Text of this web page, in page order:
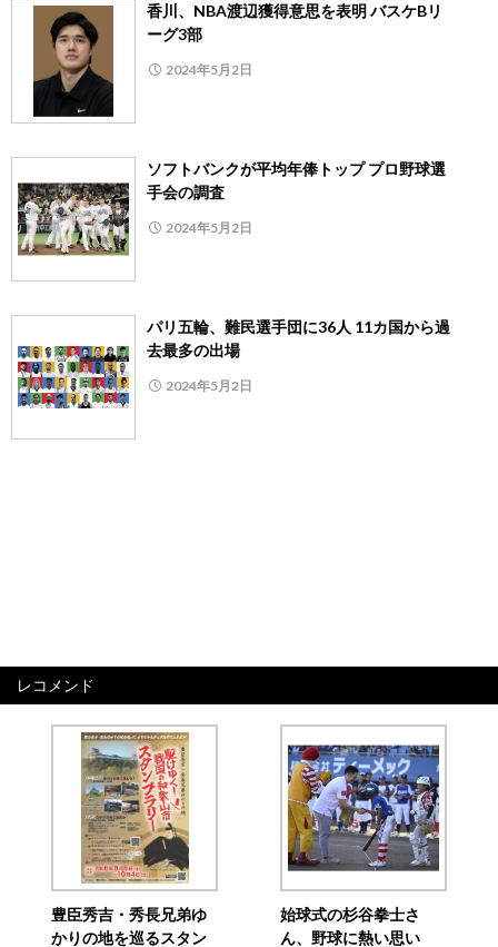
香川、NBA渡辺獲得意思を表明 バスケBリ
ーグ3部
2024年5月2日
ソフトバンクが平均年俸トップ プロ野球選
手会の調査
2024年5月2日
パリ五輪、難民選手団に36人 11カ国から過
去最多の出場
2024年5月2日
レコメンド
豊臣秀吉・秀長兄弟ゆ
かりの地を巡るスタン
始球式の杉谷拳士さ
ん、野球に熱い思い